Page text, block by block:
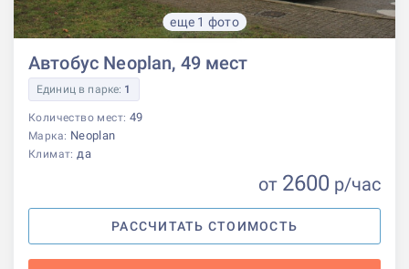
еще 1 фото
Автобус Neoplan, 49 мест
Единиц в парке: 1
Количество мест: 49
Марка: Neoplan
Климат:да
от 2600 р/час
РАССЧИТАТЬ СТОИМОСТЬ